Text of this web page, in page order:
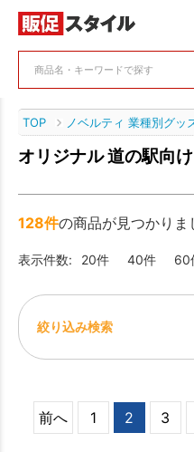
TOP ノベルティ 業種別グッ
オリジナル 道の駅向
128件の商品が見つかりま
表示件数: 20件 40件 60
絞り込み検索
前へ 1 2 3